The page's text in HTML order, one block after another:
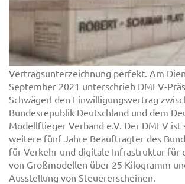
Vertragsunterzeichnung perfekt. Am
September 2021 unterschrieb DMFV-
Schwägerl den Einwilligungsvertrag
Bundesrepublik Deutschland und dem
Modellflieger Verband e.V. Der DMFV
weitere fünf Jahre Beauftragter des
für Verkehr und digitale Infrastruktur für
von Großmodellen über 25 Kilogramm
Ausstellung von Steuererscheinen.